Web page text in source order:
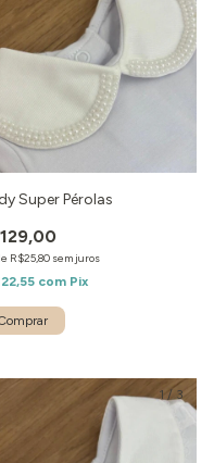
Super Pérolas
R$25,80 sem juros
com Pix
1 / 3